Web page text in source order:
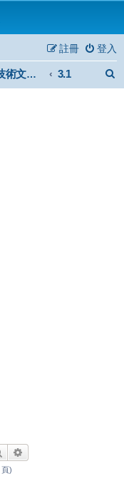
登入
註冊
phpBB 技術文件與知識庫 3.1
搜尋
頁)